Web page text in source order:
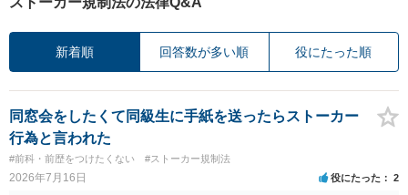
新着順 回答数が多い順 役にたった順
同窓会をしたくて同級生に手紙を送ったらストーカー
行為と言われた
#前科・前歴をつけたくない #ストーカー規制法
2026年7月16日 役にたった 2